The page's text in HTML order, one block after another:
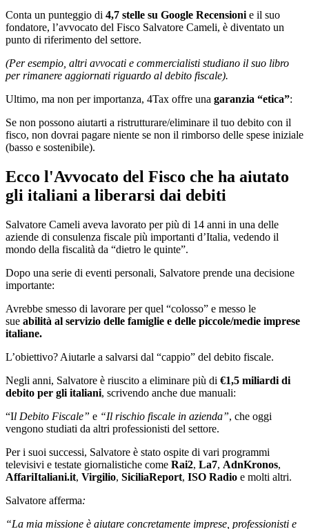
Conta un punteggio di 4,7 stelle su Google Recensioni e il suo
fondatore, l’avvocato del Fisco Salvatore Cameli, è diventato un
punto di riferimento del settore.
(Per esempio, altri avvocati e commercialisti studiano il suo libro
per rimanere aggiornati riguardo al debito fiscale).
Ultimo, ma non per importanza, 4Tax offre una garanzia “etica”:
Se non possono aiutarti a ristrutturare/eliminare il tuo debito con il
fisco, non dovrai pagare niente se non il rimborso delle spese iniziale
(basso e sostenibile).
Ecco l'Avvocato del Fisco che ha aiutato
gli italiani a liberarsi dai debiti
Salvatore Cameli aveva lavorato per più di 14 anni in una delle
aziende di consulenza fiscale più importanti d’Italia, vedendo il
mondo della fiscalità da “dietro le quinte”.
Dopo una serie di eventi personali, Salvatore prende una decisione
importante:
Avrebbe smesso di lavorare per quel “colosso” e messo le
sue abilità al servizio delle famiglie e delle piccole/medie imprese
italiane.
L’obiettivo? Aiutarle a salvarsi dal “cappio” del debito fiscale.
Negli anni, Salvatore è riuscito a eliminare più di €1,5 miliardi di
debito per gli italiani, scrivendo anche due manuali:
“Il Debito Fiscale” e “Il rischio fiscale in azienda”, che oggi
vengono studiati da altri professionisti del settore.
Per i suoi successi, Salvatore è stato ospite di vari programmi
televisivi e testate giornalistiche come Rai2, La7, AdnKronos,
AffariItaliani.it, Virgilio, SiciliaReport, ISO Radio e molti altri.
Salvatore afferma:
“La mia missione è aiutare concretamente imprese, professionisti e